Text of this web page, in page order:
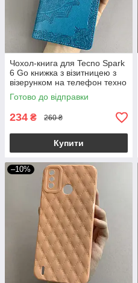
Чохол-книга для Tecno Spark
6 Go книжка з візитницею з
візерунком на телефон техно
спарк 6 го синя art
Готово до відправки
234 ₴ 260 ₴
Купити
–10%